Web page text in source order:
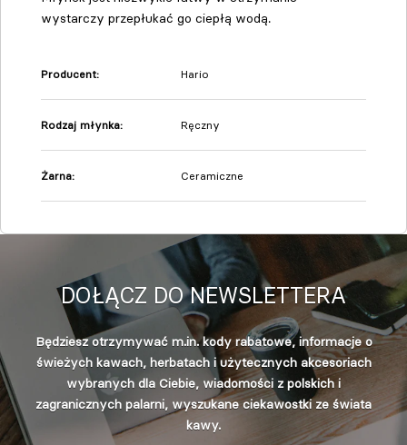
wystarczy przepłukać go ciepłą wodą.
Producent: Hario
Rodzaj młynka: Ręczny
Żarna: Ceramiczne
DOŁĄCZ DO NEWSLETTERA
Będziesz otrzymywać m.in. kody rabatowe, informacje o
świeżych kawach, herbatach i użytecznych akcesoriach
wybranych dla Ciebie, wiadomości z polskich i
zagranicznych palarni, wyszukane ciekawostki ze świata
kawy.